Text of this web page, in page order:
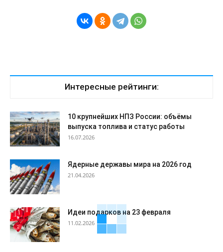
Интересные рейтинги:
10 крупнейших НПЗ России: объёмы
выпуска топлива и статус работы
16.07.2026
Ядерные державы мира на 2026 год
21.04.2026
Идеи подарков на 23 февраля
11.02.2026